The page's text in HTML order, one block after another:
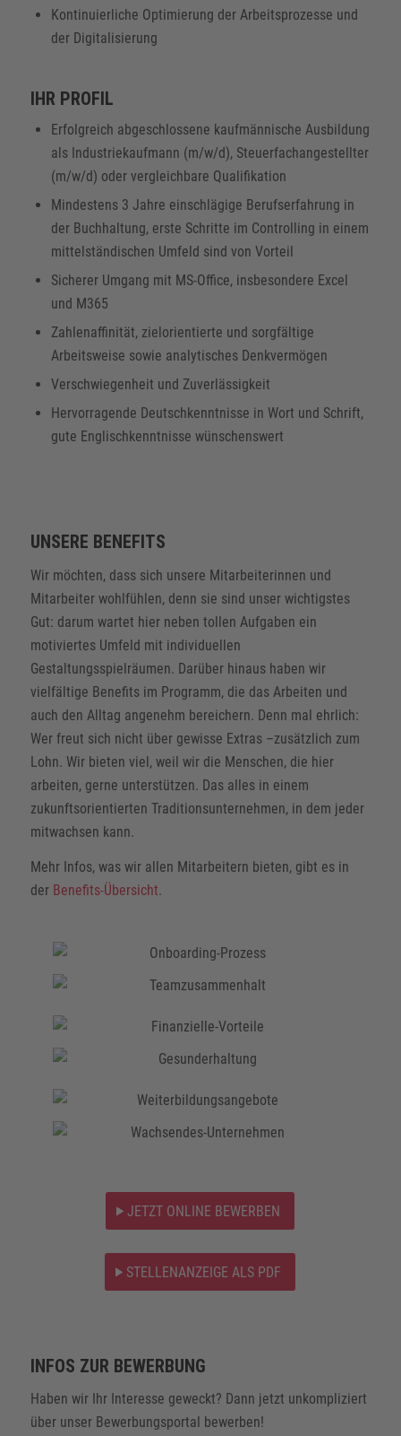
Kontinuierliche Optimierung der Arbeitsprozesse und
der Digitalisierung
IHR PROFIL
Erfolgreich abgeschlossene kaufmännische Ausbildung
als Industriekaufmann (m/w/d), Steuerfachangestellter
(m/w/d) oder vergleichbare Qualifikation
Mindestens 3 Jahre einschlägige Berufserfahrung in
der Buchhaltung, erste Schritte im Controlling in einem
mittelständischen Umfeld sind von Vorteil
Sicherer Umgang mit MS-Office, insbesondere Excel
und M365
Zahlenaffinität, zielorientierte und sorgfältige
Arbeitsweise sowie analytisches Denkvermögen
Verschwiegenheit und Zuverlässigkeit
Hervorragende Deutschkenntnisse in Wort und Schrift,
gute Englischkenntnisse wünschenswert
UNSERE BENEFITS
Wir möchten, dass sich unsere Mitarbeiterinnen und
Mitarbeiter wohlfühlen, denn sie sind unser wichtigstes
Gut: darum wartet hier neben tollen Aufgaben ein
motiviertes Umfeld mit individuellen
Gestaltungsspielräumen. Darüber hinaus haben wir
vielfältige Benefits im Programm, die das Arbeiten und
auch den Alltag angenehm bereichern. Denn mal ehrlich:
Wer freut sich nicht über gewisse Extras –zusätzlich zum
Lohn. Wir bieten viel, weil wir die Menschen, die hier
arbeiten, gerne unterstützen. Das alles in einem
zukunftsorientierten Traditionsunternehmen, in dem jeder
mitwachsen kann.
Mehr Infos, was wir allen Mitarbeitern bieten, gibt es in
der Benefits-Übersicht.
JETZT ONLINE BEWERBEN
STELLENANZEIGE ALS PDF
INFOS ZUR BEWERBUNG
Haben wir Ihr Interesse geweckt? Dann jetzt unkompliziert
über unser Bewerbungsportal bewerben!